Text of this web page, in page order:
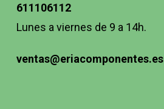
611106112
Lunes a viernes de 9 a 14h.
ventas@eriacomponentes.es